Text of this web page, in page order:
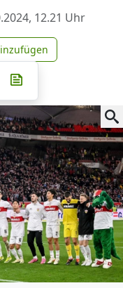
12.21 Uhr
zu Google
Whatsapp
auf Telegram
teilen
auf X